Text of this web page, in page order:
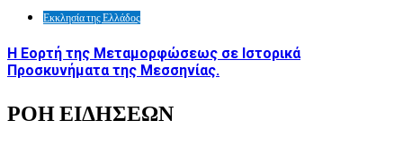
Εκκλησία της Ελλάδος
Η Εορτή της Μεταμορφώσεως σε Ιστορικά
Προσκυνήματα της Μεσσηνίας.
ΡΟΗ ΕΙΔΗΣΕΩΝ